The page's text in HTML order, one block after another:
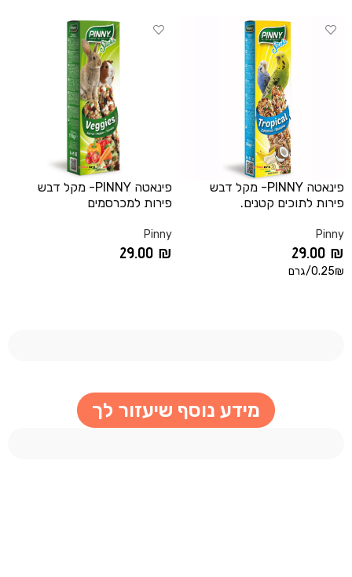
פינאטה PINNY- מקל דבש
פירות לתוכים קטנים.
Pinny
29.00 ₪
0.25₪/גרם
פינאטה PINNY- מקל דבש
פירות למכרסמים
Pinny
29.00 ₪
מידע נוסף שיעזור לך